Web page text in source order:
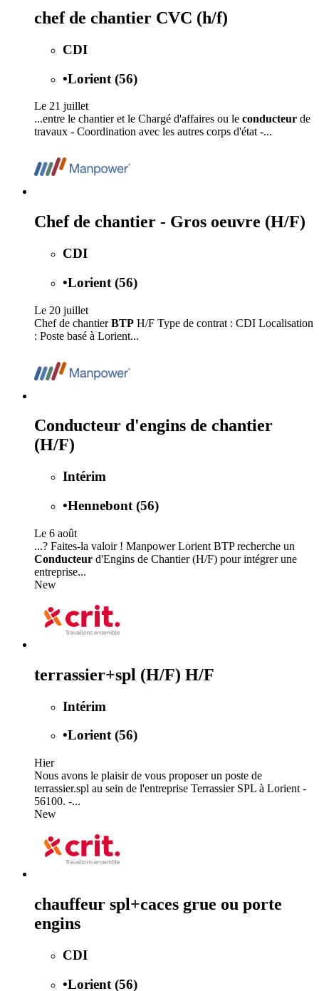
chef de chantier CVC (h/f)
CDI
•Lorient (56)
Le 21 juillet
...entre le chantier et le Chargé d'affaires ou le conducteur de
travaux - Coordination avec les autres corps d'état -...
Chef de chantier - Gros oeuvre (H/F)
CDI
•Lorient (56)
Le 20 juillet
Chef de chantierBTP H/F Type de contrat : CDI Localisation
: Poste basé à Lorient...
Conducteur d'engins de chantier
(H/F)
Intérim
•Hennebont (56)
Le 6 août
...? Faites-la valoir ! Manpower Lorient BTP recherche un
Conducteur d'Engins de Chantier (H/F) pour intégrer une
entreprise...
New
terrassier+spl (H/F) H/F
Intérim
•Lorient (56)
Hier
Nous avons le plaisir de vous proposer un poste de
terrassier.spl au sein de l'entreprise Terrassier SPL à Lorient -
56100. -...
New
chauffeur spl+caces grue ou porte
engins
CDI
•Lorient (56)